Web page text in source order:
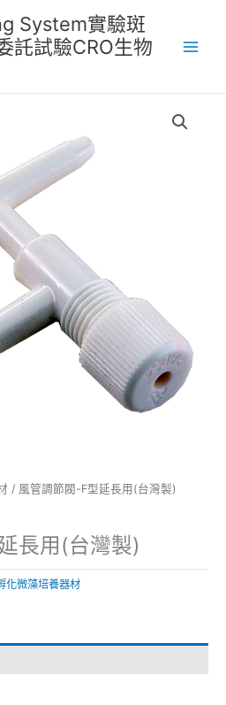
System實驗斑
託試驗CRO生物
/ 風管調節閥-F型延長用(台灣製)
長用(台灣製)
化微藻培養器材